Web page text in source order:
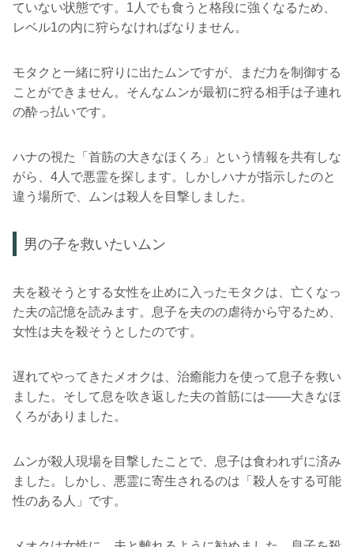
ていない状態です。1人でも食うと格段に強くなるため、
レベル1の内に狩らなければなりません。
モタクと一緒に狩りに出たムンですが、まだ力を制御する
ことができません。そんなムンが最初に狩る相手は子連れ
の酔っ払いです。
ハナの視た「首筋の大きなほくろ」という情報を共有しな
がら、4人で悪霊を探します。しかしハナが指示したのと
違う場所で、ムンは殺人を目撃しました。
男の子を救いたいムン
夫を殺そうとする女性を止めに入ったモタクは、亡くなっ
た夫の記憶を読みます。息子を夫のの虐待から守るため、
女性は夫を殺そうとしたのです。
遅れてやってきたメオクは、治癒能力を使って息子を救い
ました。そして息を吹き返した夫の首筋には――大きなほ
くろがありました。
ムンが殺人現場を目撃したことで、息子は食われずに済み
ました。しかし、悪霊に寄生されるのは「殺人をする可能
性のある人」です。